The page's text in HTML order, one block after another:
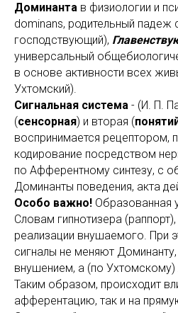
Доминанта в физиологии и
dominans, родительный падеж
господствующий),
универсальный
в основе активности всех
Ухтомский).
Сигнальная система - (И. П.
(сенсорная) и вторая (
воспринимается рецептором,
кодирование посредством
по Афферентному синтезу, с
Доминанты поведения, акта
Особо важно! Образованная
Словам гипнотизера
реализации внушаемого. При
сигналы не меняют
внушением, а (по
Таким образом, происходит
афферентацию, так и на